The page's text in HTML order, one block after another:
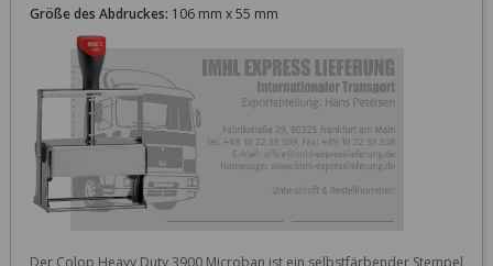
Größe des Abdruckes: 106 mm x 55 mm
Der Colop Heavy Duty 3900 Microban ist ein selbstfärbender Stempel